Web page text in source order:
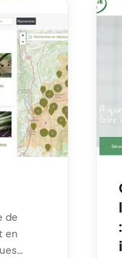
de
en